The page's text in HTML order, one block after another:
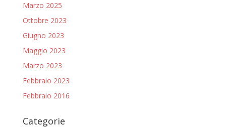
Marzo 2025
Ottobre 2023
Giugno 2023
Maggio 2023
Marzo 2023
Febbraio 2023
Febbraio 2016
Categorie